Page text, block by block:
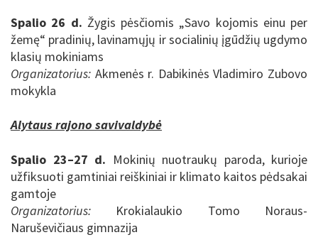
Spalio 26 d. Žygis pėsčiomis „Savo kojomis einu per
žemę“ pradinių, lavinamųjų ir socialinių įgūdžių ugdymo
klasių mokiniams
Organizatorius: Akmenės r. Dabikinės Vladimiro Zubovo
mokykla
Alytaus rajono savivaldybė
Spalio 23–27 d. Mokinių nuotraukų paroda, kurioje
užfiksuoti gamtiniai reiškiniai ir klimato kaitos pėdsakai
gamtoje
Organizatorius: Krokialaukio Tomo Noraus-
Naruševičiaus gimnazija